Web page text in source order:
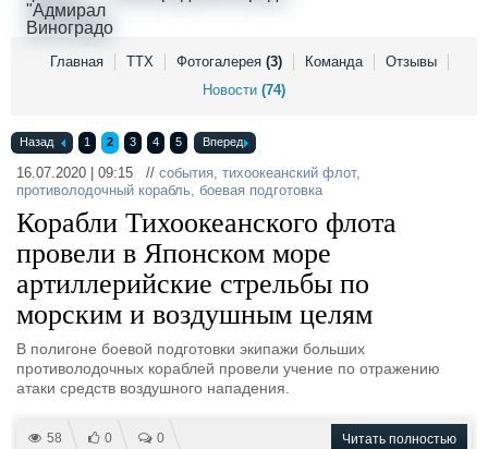
Выставки и семинары
Личности
Словарь
Отзывы
Все службы
Главная ТТХ Фотогалерея (3) Команда
Отзывы
Новости (74)
Назад 1 2 3 4 5 Вперед
16.07.2020 | 09:15 // события, тихоокеанский флот,
противолодочный корабль, боевая подготовка
Корабли Тихоокеанского флота
провели в Японском море
артиллерийские стрельбы по
морским и воздушным целям
В полигоне боевой подготовки экипажи больших
противолодочных кораблей провели учение по отражению
атаки средств воздушного нападения.
58 0 0 Читать полностью